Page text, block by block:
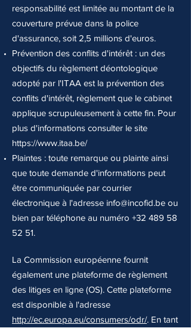
responsabilité est limitée au montant de la
couverture prévue dans la police
d'assurance, soit 2,5 millions d'euros.
Prévention des conflits d'intérêt : un des
objectifs du règlement déontologique
adopté par l'ITAA est la prévention des
conflits d'intérêt, règlement que le cabinet
applique scrupuleusement à cette fin. Pour
plus d'informations consulter le site
https://www.itaa.be/
Plaintes : toute remarque ou plainte ainsi
que toute demande d'informations peut
être communiquée par courrier
électronique à l'adresse info@incofid.be ou
bien par téléphone au numéro +32 489 58
52 51.
La Commission européenne fournit
également une plateforme de règlement
des litiges en ligne (OS). Cette plateforme
est disponible à l'adresse
http://ec.europa.eu/consumers/odr/. En tant